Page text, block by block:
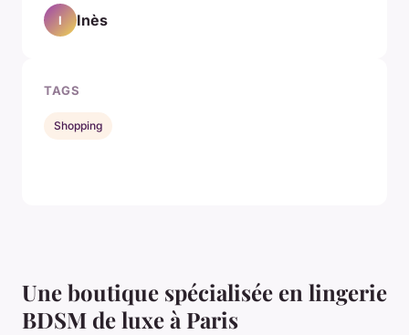
Une boutique spécialisée en lingerie
BDSM de luxe à Paris
I Inès
TAGS
Shopping